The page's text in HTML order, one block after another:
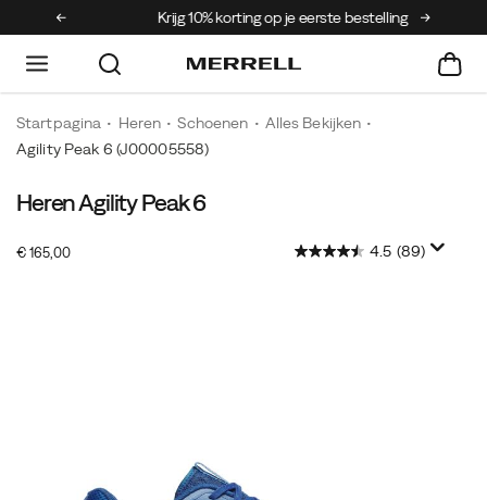
Krijg 10% korting op je eerste bestelling Gratis
Startpagina Heren Schoenen
Alles Bekijken
Agility Peak 6 (J00005558)
Heren Agility Peak 6
€ 165,00InStock 4.5 (89)